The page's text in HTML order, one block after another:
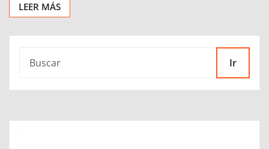
LEER MÁS
Ir